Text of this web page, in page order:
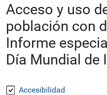
Acceso y uso
población con
Informe
Día Mundial de
Accesibilidad